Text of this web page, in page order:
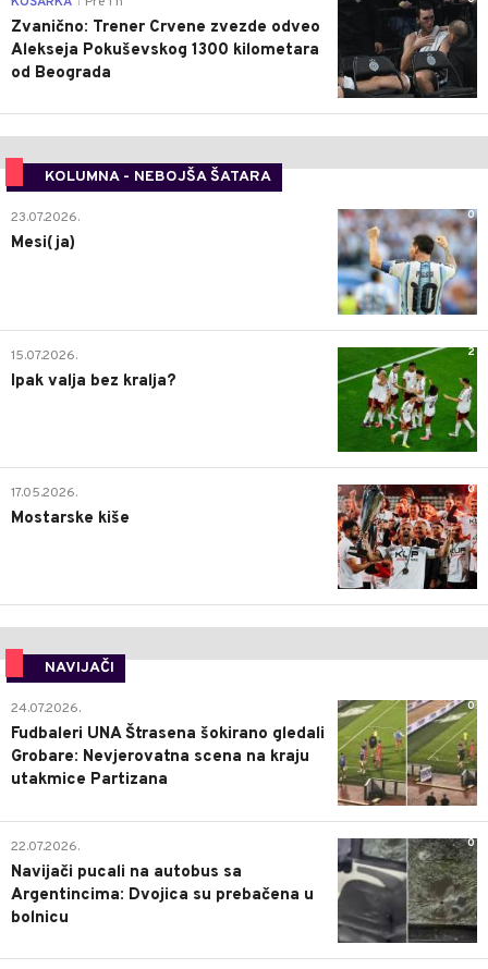
Zvanično: Trener Crvene zvezde odveo
Alekseja Pokuševskog 1300 kilometara
od Beograda
KOLUMNA - NEBOJŠA ŠATARA
0
23.07.2026.
Mesi(ja)
2
15.07.2026.
Ipak valja bez kralja?
0
17.05.2026.
Mostarske kiše
NAVIJAČI
0
24.07.2026.
Fudbaleri UNA Štrasena šokirano gledali
Grobare: Nevjerovatna scena na kraju
utakmice Partizana
0
22.07.2026.
Navijači pucali na autobus sa
Argentincima: Dvojica su prebačena u
bolnicu